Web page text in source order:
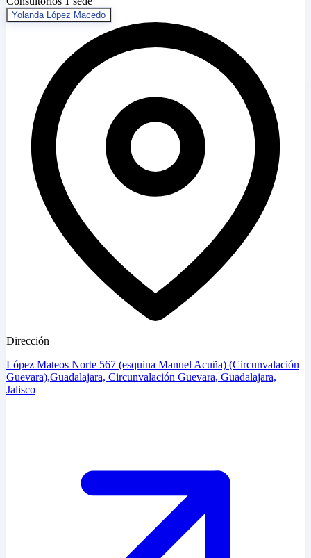
Yolanda López Macedo
Dirección
López Mateos Norte 567 (esquina Manuel Acuña) (Circunvalación
Guevara),Guadalajara, Circunvalación Guevara, Guadalajara,
Jalisco